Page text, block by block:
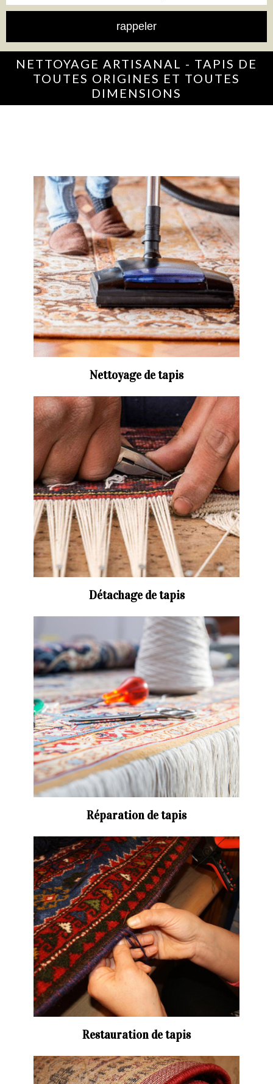
NETTOYAGE ARTISANAL - TAPIS DE
TOUTES ORIGINES ET TOUTES
DIMENSIONS
Nettoyage de tapis
Détachage de tapis
Réparation de tapis
Restauration de tapis